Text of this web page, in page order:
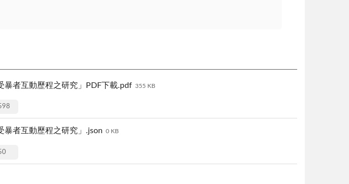
暴者互動歷程之研究」PDF下載.pdf 355 KB
暴者互動歷程之研究」.json 0 KB